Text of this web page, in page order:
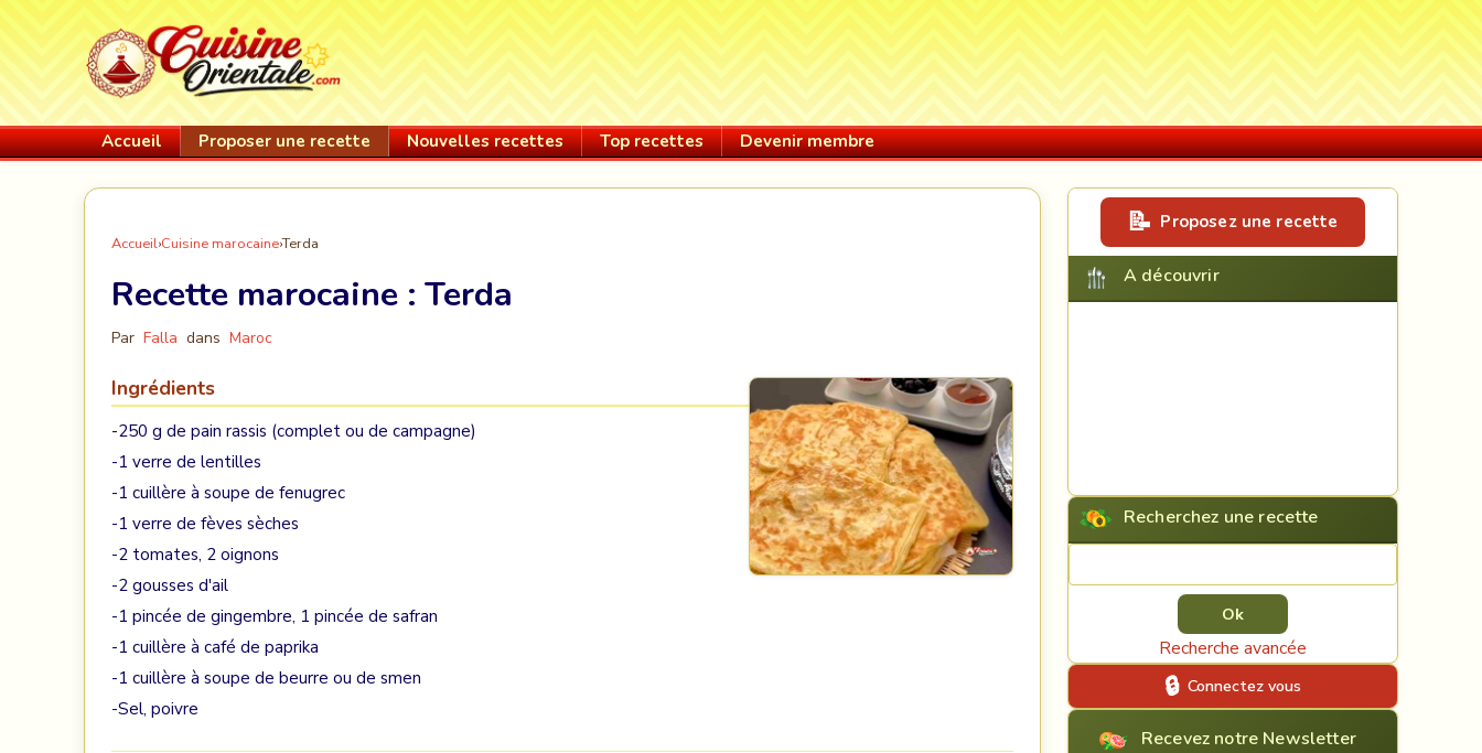
Accueil Proposer une recette Nouvelles recettes Top recettes Devenir membre
Accueil›Cuisine marocaine›Terda
Recette marocaine : Terda
Par Falla dans Maroc
Ingrédients
-250 g de pain rassis (complet ou de campagne)
-1 verre de lentilles
-1 cuillère à soupe de fenugrec
-1 verre de fèves sèches
-2 tomates, 2 oignons
-2 gousses d'ail
-1 pincée de gingembre, 1 pincée de safran
-1 cuillère à café de paprika
-1 cuillère à soupe de beurre ou de smen
-Sel, poivre
Proposez une recette
A découvrir
Recherchez une recette
Recherche avancée
Connectez vous
Recevez notre Newsletter